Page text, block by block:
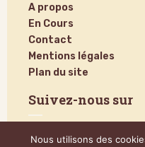
A propos
En Cours
Contact
Mentions légales
Plan du site
Suivez-nous sur
Nous utilisons des